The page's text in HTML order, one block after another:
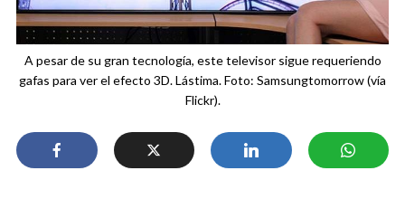
A pesar de su gran tecnología, este televisor sigue requeriendo
gafas para ver el efecto 3D. Lástima. Foto: Samsungtomorrow (vía
Flickr).